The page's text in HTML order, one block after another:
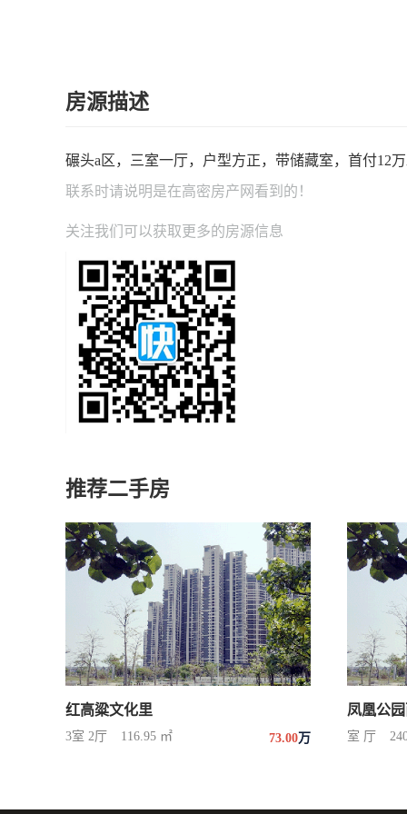
房源描述
碾头a区，三室一厅，户型方正，带储藏室，首付12
联系时请说明是在高密房产网 看到的！
关注我们可以获取更多的房源信息
推荐二手房
红高粱文化里
3室 2厅 116.95 ㎡ 73.00万
凤凰公
室 厅